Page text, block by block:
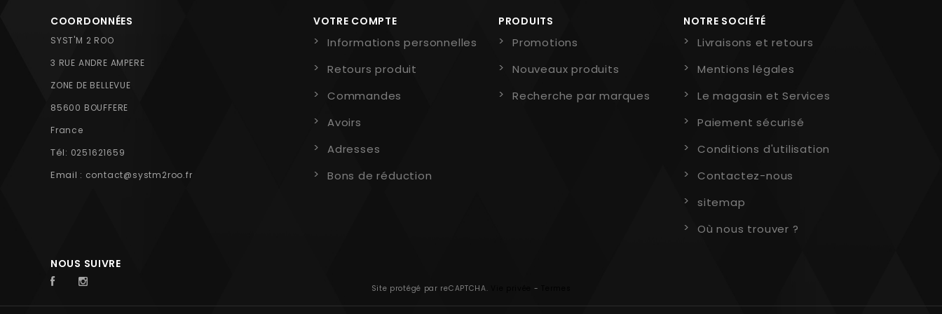
COORDONNÉES
SYST'M 2 ROO
3 RUE ANDRE AMPERE
ZONE DE BELLEVUE
85600 BOUFFERE
France
Tél: 0251621659
Email : contact@systm2roo.fr
VOTRE COMPTE
Informations personnelles
Retours produit
Commandes
Avoirs
Adresses
Bons de réduction
PRODUITS
Promotions
Nouveaux produits
Recherche par marques
NOTRE SOCIÉTÉ
Livraisons et retours
Mentions légales
Le magasin et Services
Paiement sécurisé
Conditions d'utilisation
Contactez-nous
sitemap
Où nous trouver ?
NOUS SUIVRE
Site protégé par reCAPTCHA. -